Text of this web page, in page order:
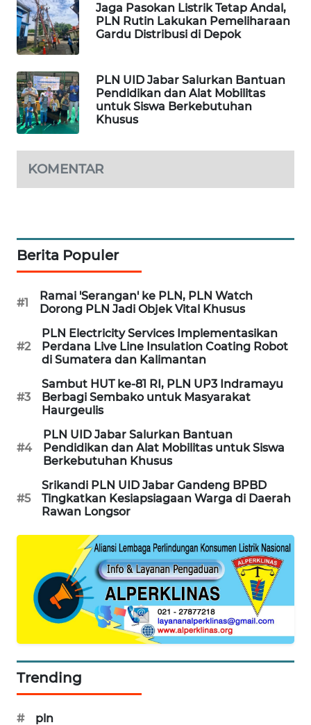
Jaga Pasokan Listrik Tetap Andal,
PLN Rutin Lakukan Pemeliharaan
Gardu Distribusi di Depok
PLN UID Jabar Salurkan Bantuan
Pendidikan dan Alat Mobilitas
untuk Siswa Berkebutuhan
Khusus
KOMENTAR
Berita Populer
#1
Ramai 'Serangan' ke PLN, PLN Watch
Dorong PLN Jadi Objek Vital Khusus
#2
PLN Electricity Services Implementasikan
Perdana Live Line Insulation Coating Robot
di Sumatera dan Kalimantan
#3
Sambut HUT ke-81 RI, PLN UP3 Indramayu
Berbagi Sembako untuk Masyarakat
Haurgeulis
#4
PLN UID Jabar Salurkan Bantuan
Pendidikan dan Alat Mobilitas untuk Siswa
Berkebutuhan Khusus
#5
Srikandi PLN UID Jabar Gandeng BPBD
Tingkatkan Kesiapsiagaan Warga di Daerah
Rawan Longsor
Trending
#
pln
WN
KARO
SIMALUNGUN
WN
LABUHANBATU
WN
WN DELI
SERDANG
TEBING
TINGGI
WN
PAKPAK
WN
KARAWANG
WN
WN
DEPOK
WN
TAPANULI
WN
SAMOSIR